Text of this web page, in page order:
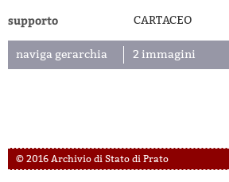
supporto CARTACEO
naviga gerarchia 2 immagini
© 2016 Archivio di Stato di Prato